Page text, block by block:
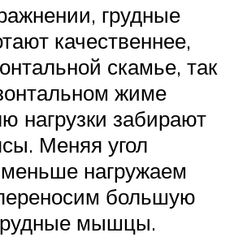
грудные
качественнее,
скамье, так
жиме
нагрузки забирают
Меняя угол
нагружаем
большую
мышцы.